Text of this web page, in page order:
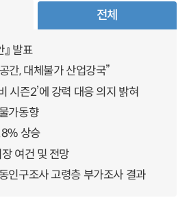
전체
발표
간, 대체불가 산업강국”
시즌2’에 강력 대응 의지 밝혀
가동향
상승
여건 및 전망
인구조사 고령층 부가조사 결과